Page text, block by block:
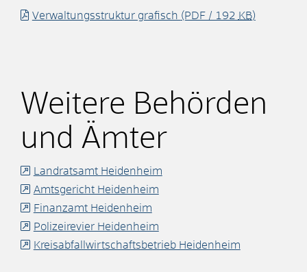
Verwaltungsstruktur grafisch (PDF / 192 KB)
Weitere Behörden
und Ämter
Landratsamt Heidenheim
Amtsgericht Heidenheim
Finanzamt Heidenheim
Polizeirevier Heidenheim
Kreisabfallwirtschaftsbetrieb Heidenheim